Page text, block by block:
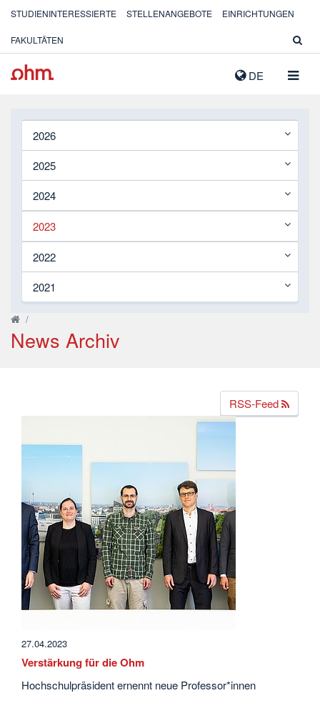
DE
STUDIENINTERESSIERTE STELLENANGEBOTE EINRICHTUNGEN
FAKULTÄTEN
2026
2025
2024
2023
2022
2021
/
News Archiv
RSS-Feed
27.04.2023
Verstärkung für die Ohm
Hochschulpräsident ernennt neue Professor*innen